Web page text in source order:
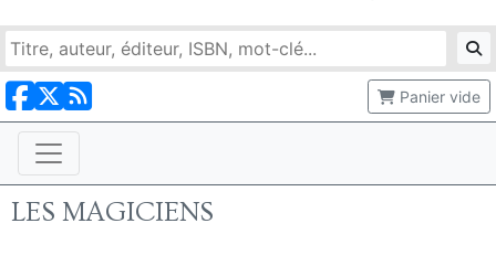
Panier vide
LES MAGICIENS